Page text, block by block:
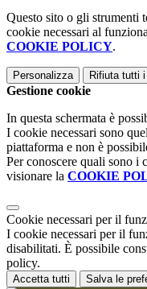
Questo sito o gli strumenti
cookie necessari al
COOKIE POLICY.
Personalizza Rifiuta tutti i
Gestione cookie
In questa schermata è
I cookie necessari sono
piattaforma e non è
Per conoscere quali sono i
visionare la COOKIE
Cookie necessari per il
I cookie necessari per il
disabilitati. È possibile
policy.
Accetta tutti Salva le